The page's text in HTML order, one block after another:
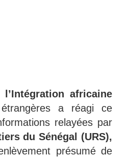
africaine
a réagi ce
relayées par
du Sénégal (URS),
présumé de